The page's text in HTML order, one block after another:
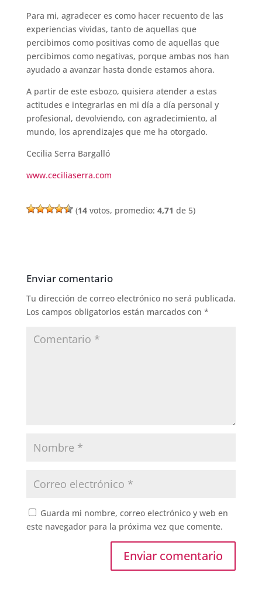
Para mi, agradecer es como hacer recuento de las
experiencias vividas, tanto de aquellas que
percibimos como positivas como de aquellas que
percibimos como negativas, porque ambas nos han
ayudado a avanzar hasta donde estamos ahora.
A partir de este esbozo, quisiera atender a estas
actitudes e integrarlas en mi día a día personal y
profesional, devolviendo, con agradecimiento, al
mundo, los aprendizajes que me ha otorgado.
Cecilia Serra Bargalló
www.ceciliaserra.com
(14votos, promedio: 4,71 de 5)
Enviar comentario
Tu dirección de correo electrónico no será publicada.
Los campos obligatorios están marcados con *
Guarda mi nombre, correo electrónico y web en
este navegador para la próxima vez que comente.